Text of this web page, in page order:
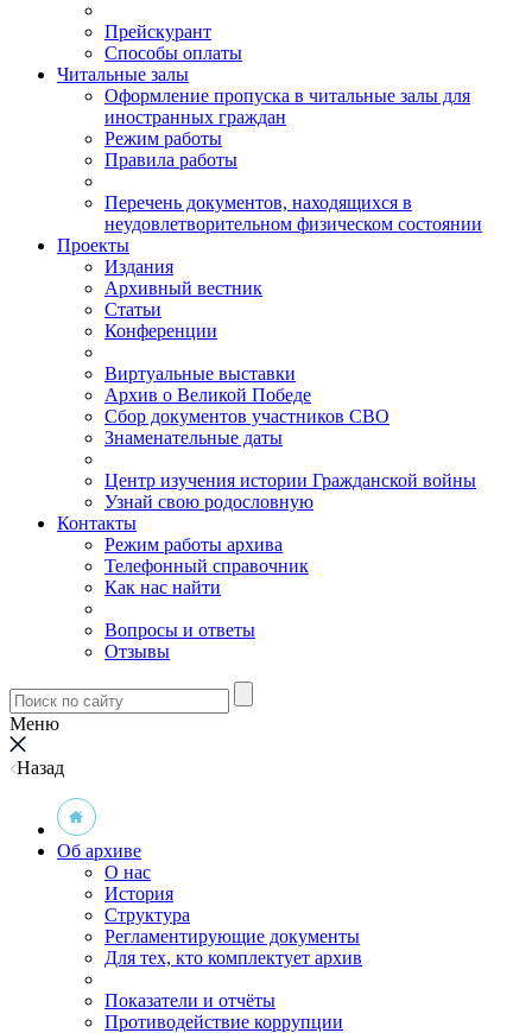
Прейскурант
Способы оплаты
Читальные залы
Оформление пропуска в читальные залы для
иностранных граждан
Режим работы
Правила работы
Перечень документов, находящихся в
неудовлетворительном физическом состоянии
Проекты
Издания
Архивный вестник
Статьи
Конференции
Виртуальные выставки
Архив о Великой Победе
Сбор документов участников СВО
Знаменательные даты
Центр изучения истории Гражданской войны
Узнай свою родословную
Контакты
Режим работы архива
Телефонный справочник
Как нас найти
Вопросы и ответы
Отзывы
Меню
Назад
Об архиве
О нас
История
Структура
Регламентирующие документы
Для тех, кто комплектует архив
Показатели и отчёты
Противодействие коррупции